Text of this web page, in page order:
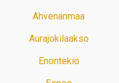
Ahvenanmaa
Aurajokilaakso
Enontekiö